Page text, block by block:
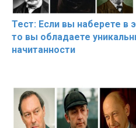
Тест: Если вы наберете в
то вы обладаете
начитанности